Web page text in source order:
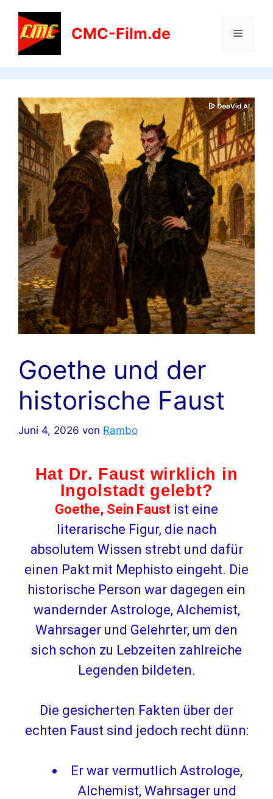
CMC-Film.de
Goethe und der
historische Faust
Juni 4, 2026 von Rambo
Hat Dr. Faust wirklich in
Ingolstadt gelebt?
Goethe, Sein Faust ist eine
literarische Figur, die nach
absolutem Wissen strebt und dafür
einen Pakt mit Mephisto eingeht. Die
historische Person war dagegen ein
wandernder Astrologe, Alchemist,
Wahrsager und Gelehrter, um den
sich schon zu Lebzeiten zahlreiche
Legenden bildeten.
Die gesicherten Fakten über der
echten Faust sind jedoch recht dünn:
Er war vermutlich Astrologe,
Alchemist, Wahrsager und